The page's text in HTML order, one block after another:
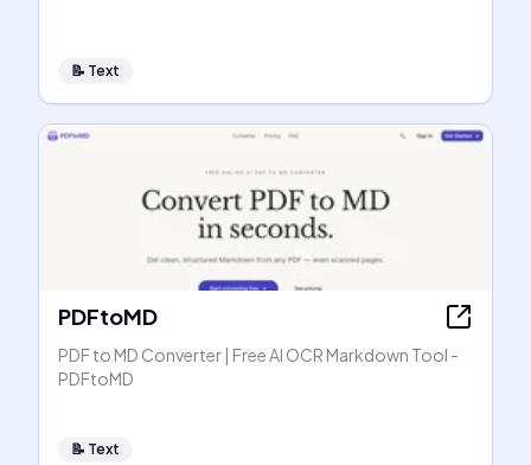
📝 Text
PDFtoMD
PDF to MD Converter | Free AI OCR Markdown Tool -
PDFtoMD
📝 Text